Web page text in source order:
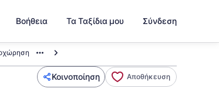
Βοήθεια Τα Ταξίδια μου Σύνδεση
Κοινοποίηση Αποθήκευση